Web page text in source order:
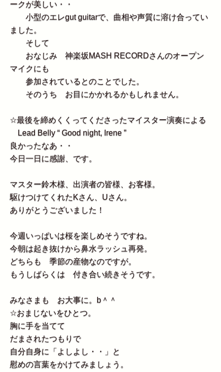
ークが美しい・・
小型のエレgut guitarで、曲相や声質に溶け合ってい
ました。
そして
おなじみ 神楽坂MASH RECORDさんのオープン
マイクにも
参加されているとのことでした。
そのうち お目にかかれるかもしれません。
☆最後を締めくくってくださったマイスター演奏による
Lead Belly “ Good night, Irene ”
良かったなあ・・
今日一日に感謝、です。
マスター鈴木様、出演者の皆様、お客様。
駆けつけてくれたKさん、Uさん。
ありがとうございました！
今週いっぱいは桜を楽しめそうですね。
今朝は起き抜けから鼻水ラッシュ再発。
どちらも 季節の産物なのですが。
もうしばらくは 付き合い続きそうです。
みなさまも お大事に。b＾＾
☆おまじないをひとつ。
胸に手を当てて
だまされたつもりで
自分自身に「よしよし・・」と
慰めの言葉をかけてみましょう。